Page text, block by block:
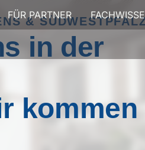
FÜR PARTNER
&
in der
kommen